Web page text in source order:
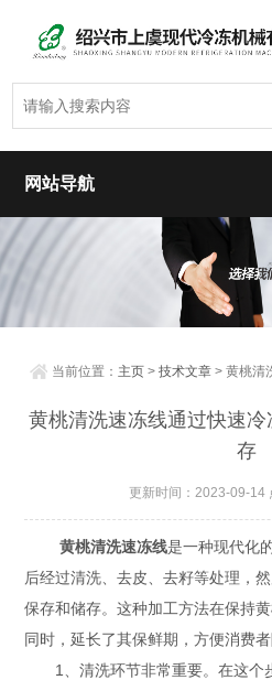
网站导航
当前位置： 主页 >技术文章 > 黄桃清
保存和储存
黄桃清洗速冻线通过快速
存
更新时间：2023-09-14
黄桃清洗速冻线是一种现代化
后经过清洗、去皮、去籽等处理，
保存和储存。这种加工方法在保持
同时，延长了其保鲜期，方便消费
1、清洗环节非常重要。在这个